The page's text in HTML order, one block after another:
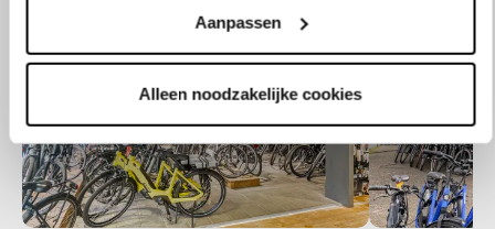
Aanpassen
Alleen noodzakelijke cookies